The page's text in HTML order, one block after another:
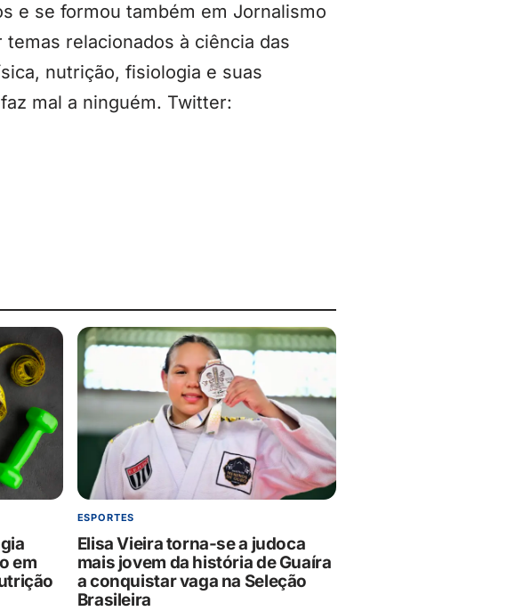
e se formou também em Jornalismo
relacionados à ciência das
nutrição, fisiologia e suas
mal a ninguém. Twitter:
em
ESPORTES
Elisa Vieira torna-se a judoca
mais jovem da história de Guaíra
a conquistar vaga na Seleção
Brasileira